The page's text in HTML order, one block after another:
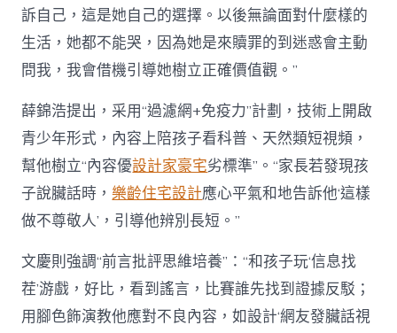
訴自己，這是她自己的選擇。以後無論面對什麼樣的
生活，她都不能哭，因為她是來贖罪的到迷惑會主動
問我，我會借機引導她樹立正確價值觀。”
薛錦浩提出，采用“過濾網+免疫力”計劃，技術上開啟
青少年形式，內容上陪孩子看科普、天然類短視頻，
幫他樹立“內容優設計家豪宅劣標準”。“家長若發現孩
子說臟話時，樂齡住宅設計應心平氣和地告訴他‘這樣
做不尊敬人’，引導他辨別長短。”
文慶則強調“前言批評思維培養”：“和孩子玩‘信息找
茬’游戲，好比，看到謠言，比賽誰先找到證據反駁；
用腳色飾演教他應對不良內容，如設計‘網友發臟話視